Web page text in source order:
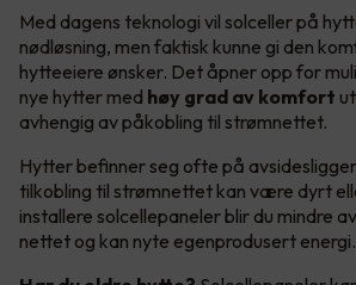
Med dagens teknologi vil solceller på
nødløsning, men faktisk kunne gi den
hytteeiere ønsker. Det åpner opp for
nye hytter med høy grad av komfort
avhengig av påkobling til strømnettet.
Hytter befinner seg ofte på
tilkobling til strømnettet kan være dyrt
installere solcellepaneler blir du mindre
nettet og kan nyte egenprodusert energi.